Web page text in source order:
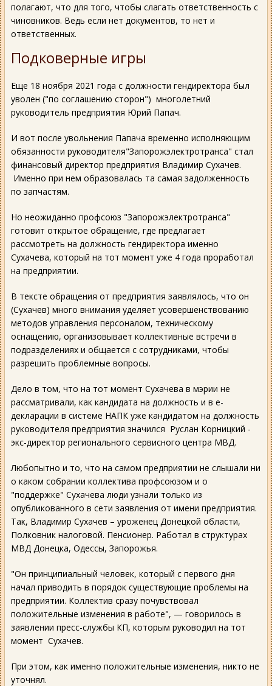
полагают, что для того, чтобы слагать ответственность с
чиновников. Ведь если нет документов, то нет и
ответственных.
Подковерные игры
Еще 18 ноября 2021 года с должности гендиректора был
уволен ("по соглашению сторон") многолетний
руководитель предприятия Юрий Папач.
И вот после увольнения Папача временно исполняющим
обязанности руководителя"Запорожэлектротранса" стал
финансовый директор предприятия Владимир Сухачев.
Именно при нем образовалась та самая задолженность
по запчастям.
Но неожиданно профсоюз "Запорожэлектротранса"
готовит открытое обращение, где предлагает
рассмотреть на должность гендиректора именно
Сухачева, который на тот момент уже 4 года проработал
на предприятии.
В тексте обращения от предприятия заявлялось, что он
(Сухачев) много внимания уделяет усовершенствованию
методов управления персоналом, техническому
оснащению, организовывает коллективные встречи в
подразделениях и общается с сотрудниками, чтобы
разрешить проблемные вопросы.
Дело в том, что на тот момент Сухачева в мэрии не
рассматривали, как кандидата на должность и в е-
декларации в системе НАПК уже кандидатом на должность
руководителя предприятия значился Руслан Корницкий -
экс-директор регионального сервисного центра МВД.
Любопытно и то, что на самом предприятии не слышали ни
о каком собрании коллектива профсоюзом и о
"поддержке" Сухачева люди узнали только из
опубликованного в сети заявления от имени предприятия.
Так, Владимир Сухачев – уроженец Донецкой области,
Полковник налоговой. Пенсионер. Работал в структурах
МВД Донецка, Одессы, Запорожья.
"Он принципиальный человек, который с первого дня
начал приводить в порядок существующие проблемы на
предприятии. Коллектив сразу почувствовал
положительные изменения в работе", — говорилось в
заявлении пресс-службы КП, которым руководил на тот
момент Сухачев.
При этом, как именно положительные изменения, никто не
уточнял.